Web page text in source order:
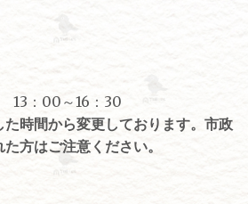
13：00～16：30
時間から変更しております。市政
方はご注意ください。